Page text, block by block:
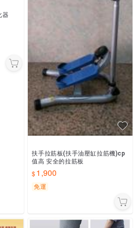
器
扶手拉筋板(扶手油壓缸拉筋機)cp
值高 安全的拉筋板
1,900
免運